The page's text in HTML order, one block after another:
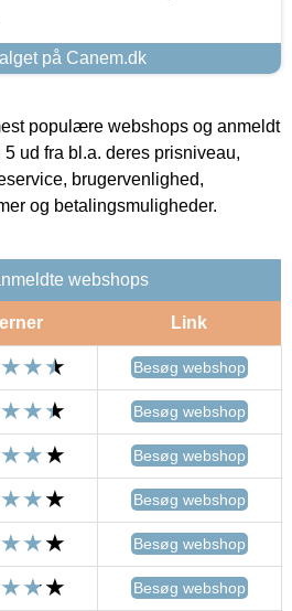
på Canem.dk
populære webshops og anmeldt
ud fra bl.a. deres prisniveau,
brugervenlighed,
og betalingsmuligheder.
webshops
Link
Besøg webshop
Besøg webshop
Besøg webshop
Besøg webshop
Besøg webshop
Besøg webshop